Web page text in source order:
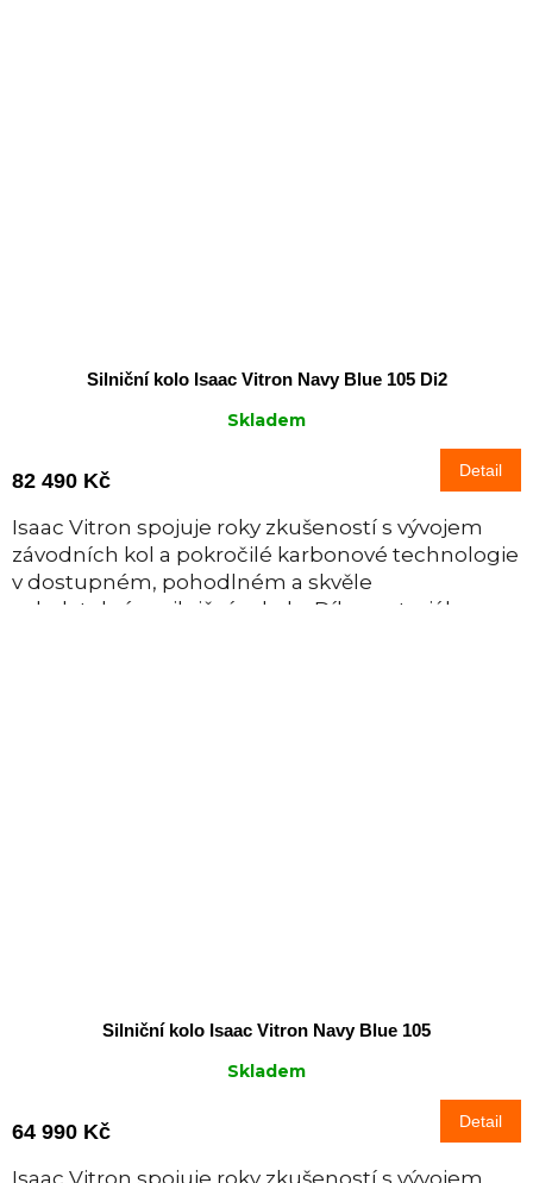
Silniční kolo Isaac Vitron Navy Blue 105 Di2
Skladem
82 490 Kč Detail
Isaac Vitron spojuje roky zkušeností s vývojem
závodních kol a pokročilé karbonové technologie
v dostupném, pohodlném a skvěle
ovladatelném silničním kole. Díky materiálu
Silniční kolo Isaac Vitron Navy Blue 105
Skladem
64 990 Kč Detail